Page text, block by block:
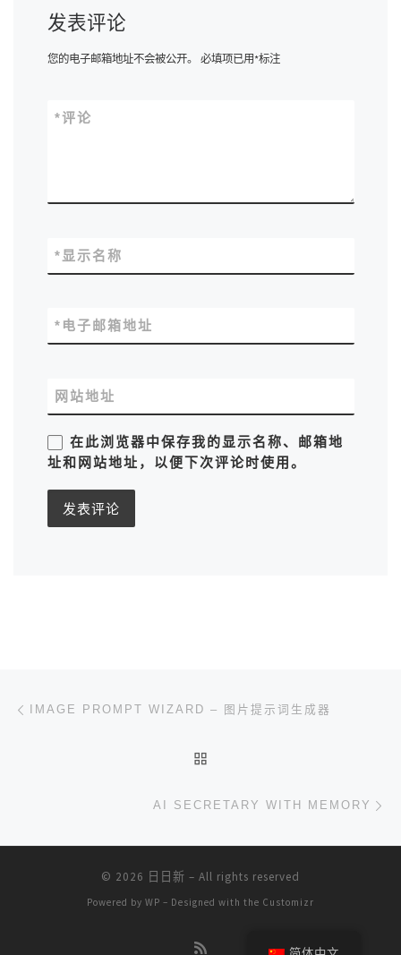
发表评论
您的电子邮箱地址不会被公开。 必填项已用*标注
评论
*
显示名称
*
电子邮箱地址
*
网站地址
在此浏览器中保存我的显示名称、邮箱地
址和网站地址，以便下次评论时使用。
文章导航
IMAGE PROMPT WIZARD – 图片提示词生成器
AI SECRETARY WITH MEMORY
© 2026 日日新 – All rights reserved
Powered by WP – Designed with the Customizr